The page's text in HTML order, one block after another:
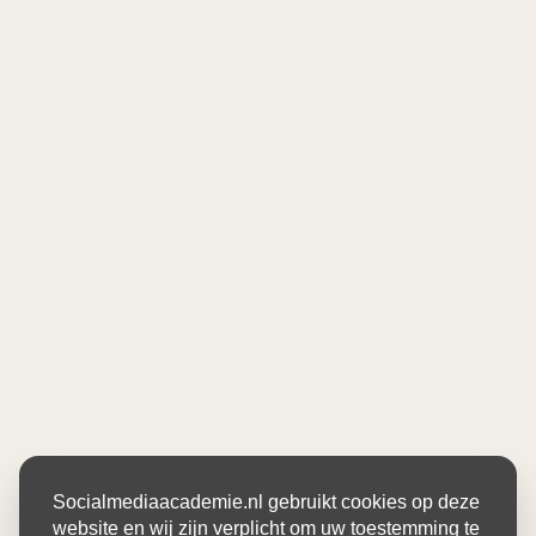
Socialmediaacademie.nl gebruikt cookies op deze
website en wij zijn verplicht om uw toestemming te